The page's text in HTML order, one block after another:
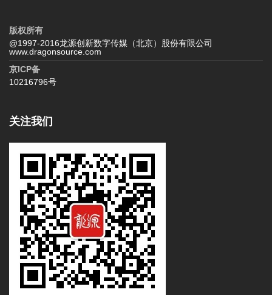
版权所有
@1997-2016龙源创新数字传媒（北京）股份有限公司
www.dragonsource.com
京ICP备
10216796号
关注我们